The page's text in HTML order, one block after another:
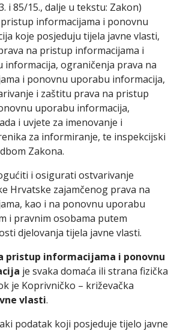
i 85/15., dalje u tekstu: Zakon)
informacijama i ponovnu
koje posjeduju tijela javne vlasti,
na pristup informacijama i
ograničenja prava na
i ponovnu uporabu informacija,
i zaštitu prava na pristup
uporabu informacija,
i uvjete za imenovanje i
za informiranje, te inspekcijski
Zakona.
i osigurati ostvarivanje
Hrvatske zajamčenog prava na
kao i na ponovnu uporabu
i pravnim osobama putem
djelovanja tijela javne vlasti.
pristup informacijama i ponovnu
je svaka domaća ili strana fizička
je Koprivničko – križevačka
vlasti.
podatak koji posjeduje tijelo javne